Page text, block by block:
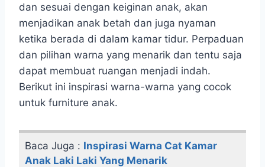
dan sesuai dengan keiginan anak, akan
menjadikan anak betah dan juga nyaman
ketika berada di dalam kamar tidur. Perpaduan
dan pilihan warna yang menarik dan tentu saja
dapat membuat ruangan menjadi indah.
Berikut ini inspirasi warna-warna yang cocok
untuk furniture anak.
Baca Juga : Inspirasi Warna Cat Kamar
Anak Laki Laki Yang Menarik